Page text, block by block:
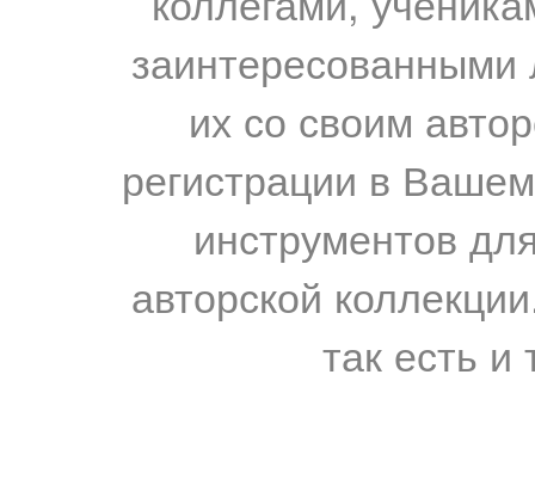
их со своим
регистрации в
инструментов
авторской
так есть и